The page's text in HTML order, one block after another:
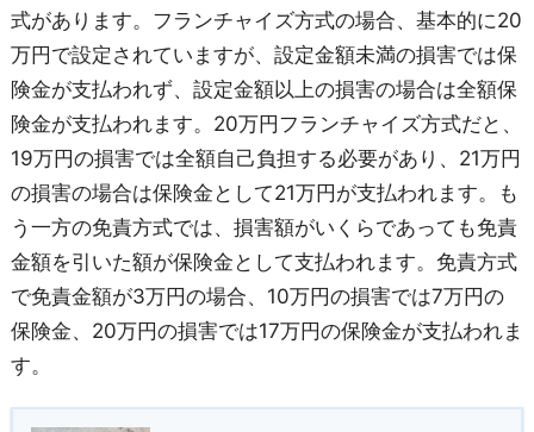
式があります。フランチャイズ方式の場合、基本的に20
万円で設定されていますが、設定金額未満の損害では保
険金が支払われず、設定金額以上の損害の場合は全額保
険金が支払われます。20万円フランチャイズ方式だと、
19万円の損害では全額自己負担する必要があり、21万円
の損害の場合は保険金として21万円が支払われます。も
う一方の免責方式では、損害額がいくらであっても免責
金額を引いた額が保険金として支払われます。免責方式
で免責金額が3万円の場合、10万円の損害では7万円の
保険金、20万円の損害では17万円の保険金が支払われま
す。